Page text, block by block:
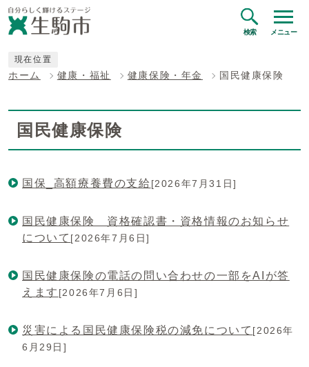
検索 メニュー
現在位置
ホーム 健康・福祉 健康保険・年金 国民健康保険
国民健康保険
国保_高額療養費の支給 [2026年7月31日]
国民健康保険 資格確認書・資格情報のお知らせ
について [2026年7月6日]
国民健康保険の電話の問い合わせの一部をAIが答
えます [2026年7月6日]
災害による国民健康保険税の減免について [2026年
6月29日]